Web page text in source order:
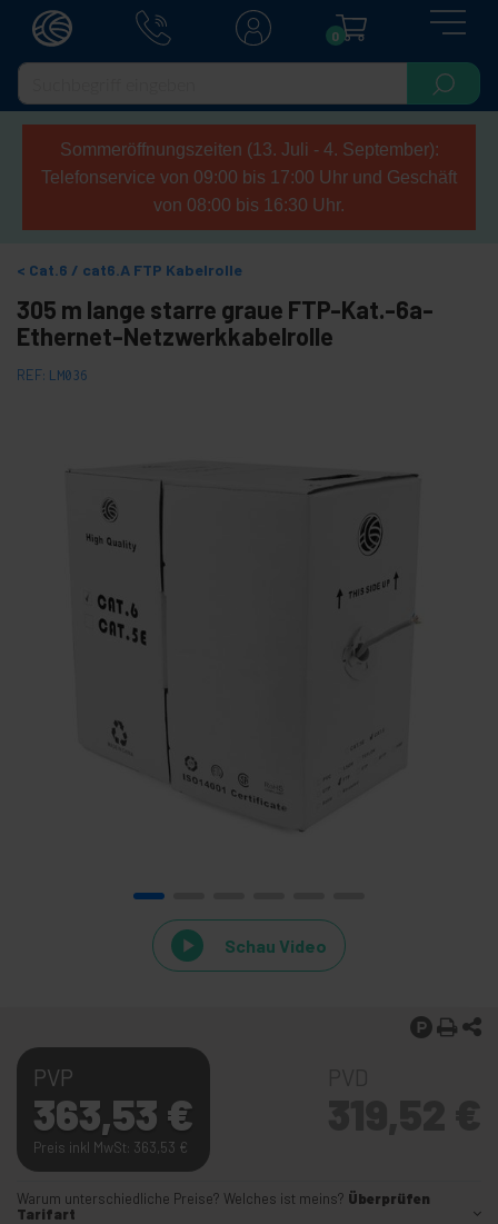
0
Sommeröffnungszeiten (13. Juli - 4. September):
Telefonservice von 09:00 bis 17:00 Uhr und Geschäft
von 08:00 bis 16:30 Uhr.
Cat.6 / cat6.A FTP Kabelrolle
305 m lange starre graue FTP-Kat.-6a-
Ethernet-Netzwerkkabelrolle
REF: LM036
Schau Video
PVP
363,53 €
Preis inkl MwSt: 363,53 €
Warum unterschiedliche Preise? Welches ist meins? Überprüfen
Tarifart